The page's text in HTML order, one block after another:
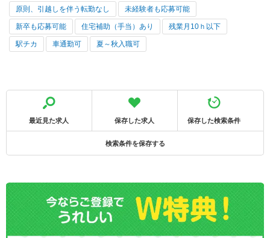
原則、引越しを伴う転勤なし 未経験者も応募可能
新卒も応募可能 住宅補助（手当）あり 残業月10ｈ以下
駅チカ 車通勤可 夏～秋入職可
最近見た求人 保存した求人 保存した検索条件
検索条件を保存する